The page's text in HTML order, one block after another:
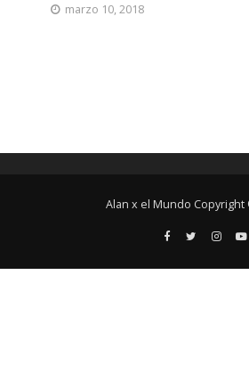
marzo 10, 2018
Alan x el Mundo Copyright